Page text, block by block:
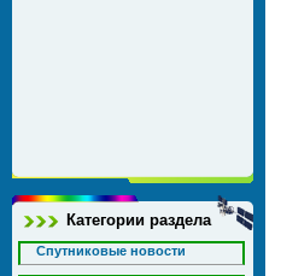
Категории раздела
Спутниковые новости